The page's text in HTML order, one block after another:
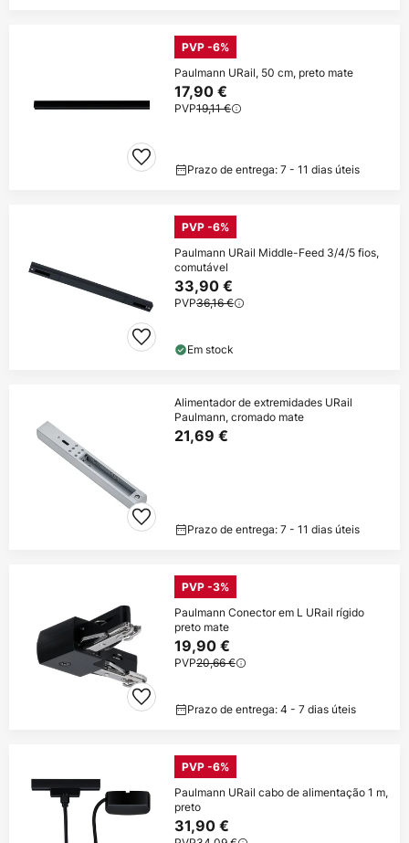
PVP -6%
Paulmann URail, 50 cm, preto mate
17,90 €
PVP19,11 €
Prazo de entrega: 7 - 11 dias úteis
PVP -6%
Paulmann URail Middle-Feed 3/4/5 fios,
comutável
33,90 €
PVP36,16 €
Em stock
Alimentador de extremidades URail
Paulmann, cromado mate
21,69 €
Prazo de entrega: 7 - 11 dias úteis
PVP -3%
Paulmann Conector em L URail rígido
preto mate
19,90 €
PVP20,66 €
Prazo de entrega: 4 - 7 dias úteis
PVP -6%
Paulmann URail cabo de alimentação 1 m,
preto
31,90 €